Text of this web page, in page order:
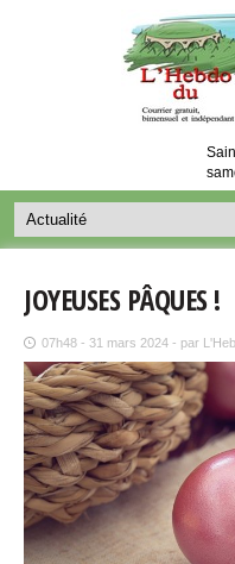
JOYEUSES PÂQUES !
07h48 - 31 mars 2024 - par